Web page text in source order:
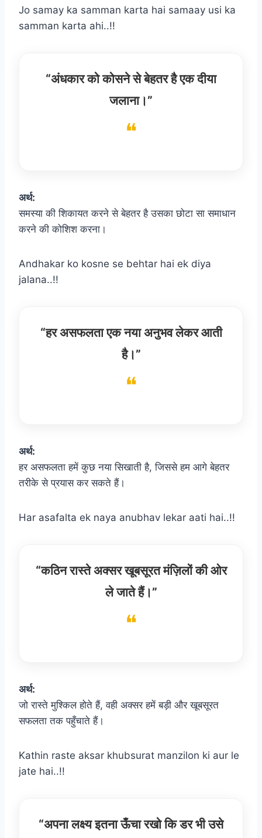
Jo samay ka samman karta hai samaay usi ka
samman karta ahi..!!
“अंधकार को कोसने से बेहतर है एक दीया
जलाना।”
अर्थ:
समस्या की शिकायत करने से बेहतर है उसका छोटा सा समाधान
करने की कोशिश करना।
Andhakar ko kosne se behtar hai ek diya
jalana..!!
“हर असफलता एक नया अनुभव लेकर आती
है।”
अर्थ:
हर असफलता हमें कुछ नया सिखाती है, जिससे हम आगे बेहतर
तरीके से प्रयास कर सकते हैं।
Har asafalta ek naya anubhav lekar aati hai..!!
“कठिन रास्ते अक्सर खूबसूरत मंज़िलों की ओर
ले जाते हैं।”
अर्थ:
जो रास्ते मुश्किल होते हैं, वही अक्सर हमें बड़ी और खूबसूरत
सफलता तक पहुँचाते हैं।
Kathin raste aksar khubsurat manzilon ki aur le
jate hai..!!
“अपना लक्ष्य इतना ऊँचा रखो कि डर भी उसे